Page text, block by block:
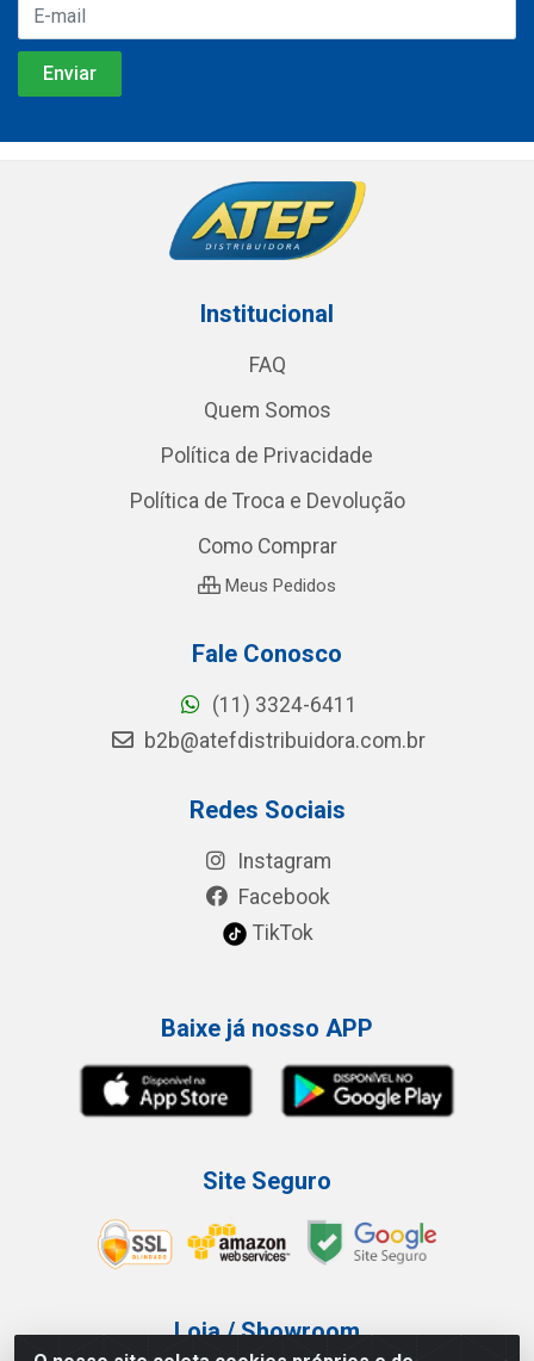
Institucional
FAQ
Quem Somos
Política de Privacidade
Política de Troca e Devolução
Como Comprar
Meus Pedidos
Fale Conosco
(11) 3324-6411
b2b@atefdistribuidora.com.br
Redes Sociais
Instagram
Facebook
TikTok
Baixe já nosso APP
Site Seguro
Loja / Showroom